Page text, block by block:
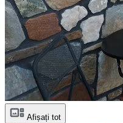
Afișați tot